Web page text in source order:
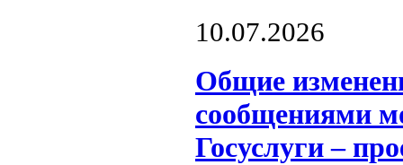
10.07.2026
Общие
сообщениями
Госуслуги –